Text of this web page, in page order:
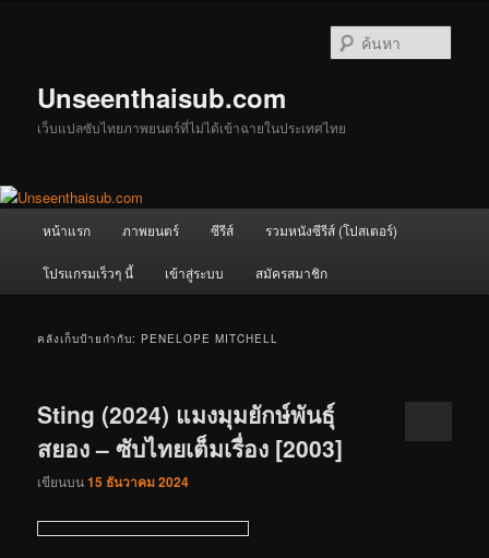
Unseenthaisub.com
เว็บแปลซับไทยภาพยนตร์ที่ไม่ได้เข้าฉายในประเทศไทย
หน้าแรก ภาพยนตร์ ซีรีส์ รวมหนังซีรีส์ (โปสเตอร์)
โปรแกรมเร็วๆ นี้ เข้าสู่ระบบ สมัครสมาชิก
คลังเก็บป้ายกำกับ: PENELOPE MITCHELL
Sting (2024) แมงมุมยักษ์พันธุ์
สยอง – ซับไทยเต็มเรื่อง [2003]
เขียนบน15 ธันวาคม 2024